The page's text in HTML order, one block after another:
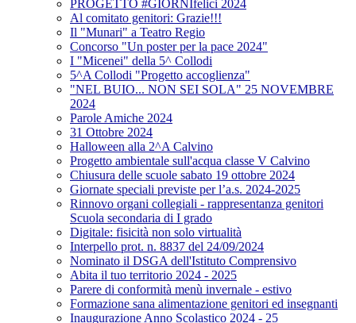
PROGETTO #GIORNIfelici 2024
Al comitato genitori: Grazie!!!
Il "Munari" a Teatro Regio
Concorso "Un poster per la pace 2024"
I "Micenei" della 5^ Collodi
5^A Collodi "Progetto accoglienza"
"NEL BUIO... NON SEI SOLA" 25 NOVEMBRE
2024
Parole Amiche 2024
31 Ottobre 2024
Halloween alla 2^A Calvino
Progetto ambientale sull'acqua classe V Calvino
Chiusura delle scuole sabato 19 ottobre 2024
Giornate speciali previste per l’a.s. 2024-2025
Rinnovo organi collegiali - rappresentanza genitori
Scuola secondaria di I grado
Digitale: fisicità non solo virtualità
Interpello prot. n. 8837 del 24/09/2024
Nominato il DSGA dell'Istituto Comprensivo
Abita il tuo territorio 2024 - 2025
Parere di conformità menù invernale - estivo
Formazione sana alimentazione genitori ed insegnanti
Inaugurazione Anno Scolastico 2024 - 25